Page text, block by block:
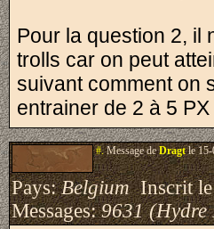
Pour la question 2, il
trolls car on peut
suivant comment on
entrainer de 2 à 5 PX
#.Message deDragtle 15-
Pays:BelgiumInscrit
Messages:9631 (Hydre